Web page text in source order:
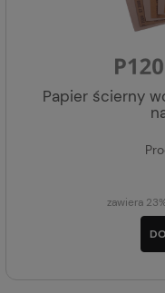
Papier ścierny
zawiera